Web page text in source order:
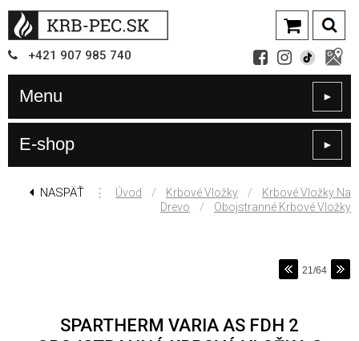
+421 907 985 740
Menu ►
E-shop ►
NASPÄŤ ⋮ Úvod / Krbové Vložky /
Krbové Vložky Na
Drevo
/ Obojstranné Krbové Vložky
21/64
SPARTHERM VARIA AS FDH 2